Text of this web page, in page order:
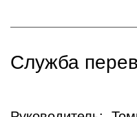
Служба